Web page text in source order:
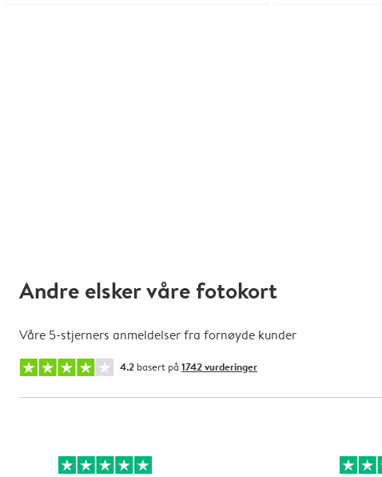
Andre elsker våre fotokort
Våre 5-stjerners anmeldelser fra fornøyde kunder
4.2 basert på 1742 vurderinger